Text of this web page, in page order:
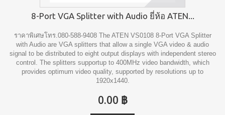
8-Port VGA Splitter with Audio ยี่ห้อ ATEN...
ราคาพิเศษโทร.080-588-9408 The ATEN VS0108 8-Port VGA Splitter
with Audio are VGA splitters that allow a single VGA video & audio
signal to be distributed to eight output displays with independent stereo
control. The splitters supportup to 400MHz video bandwidth, which
provides optimum video quality, supported by resolutions up to
1920x1440.
0.00 ฿